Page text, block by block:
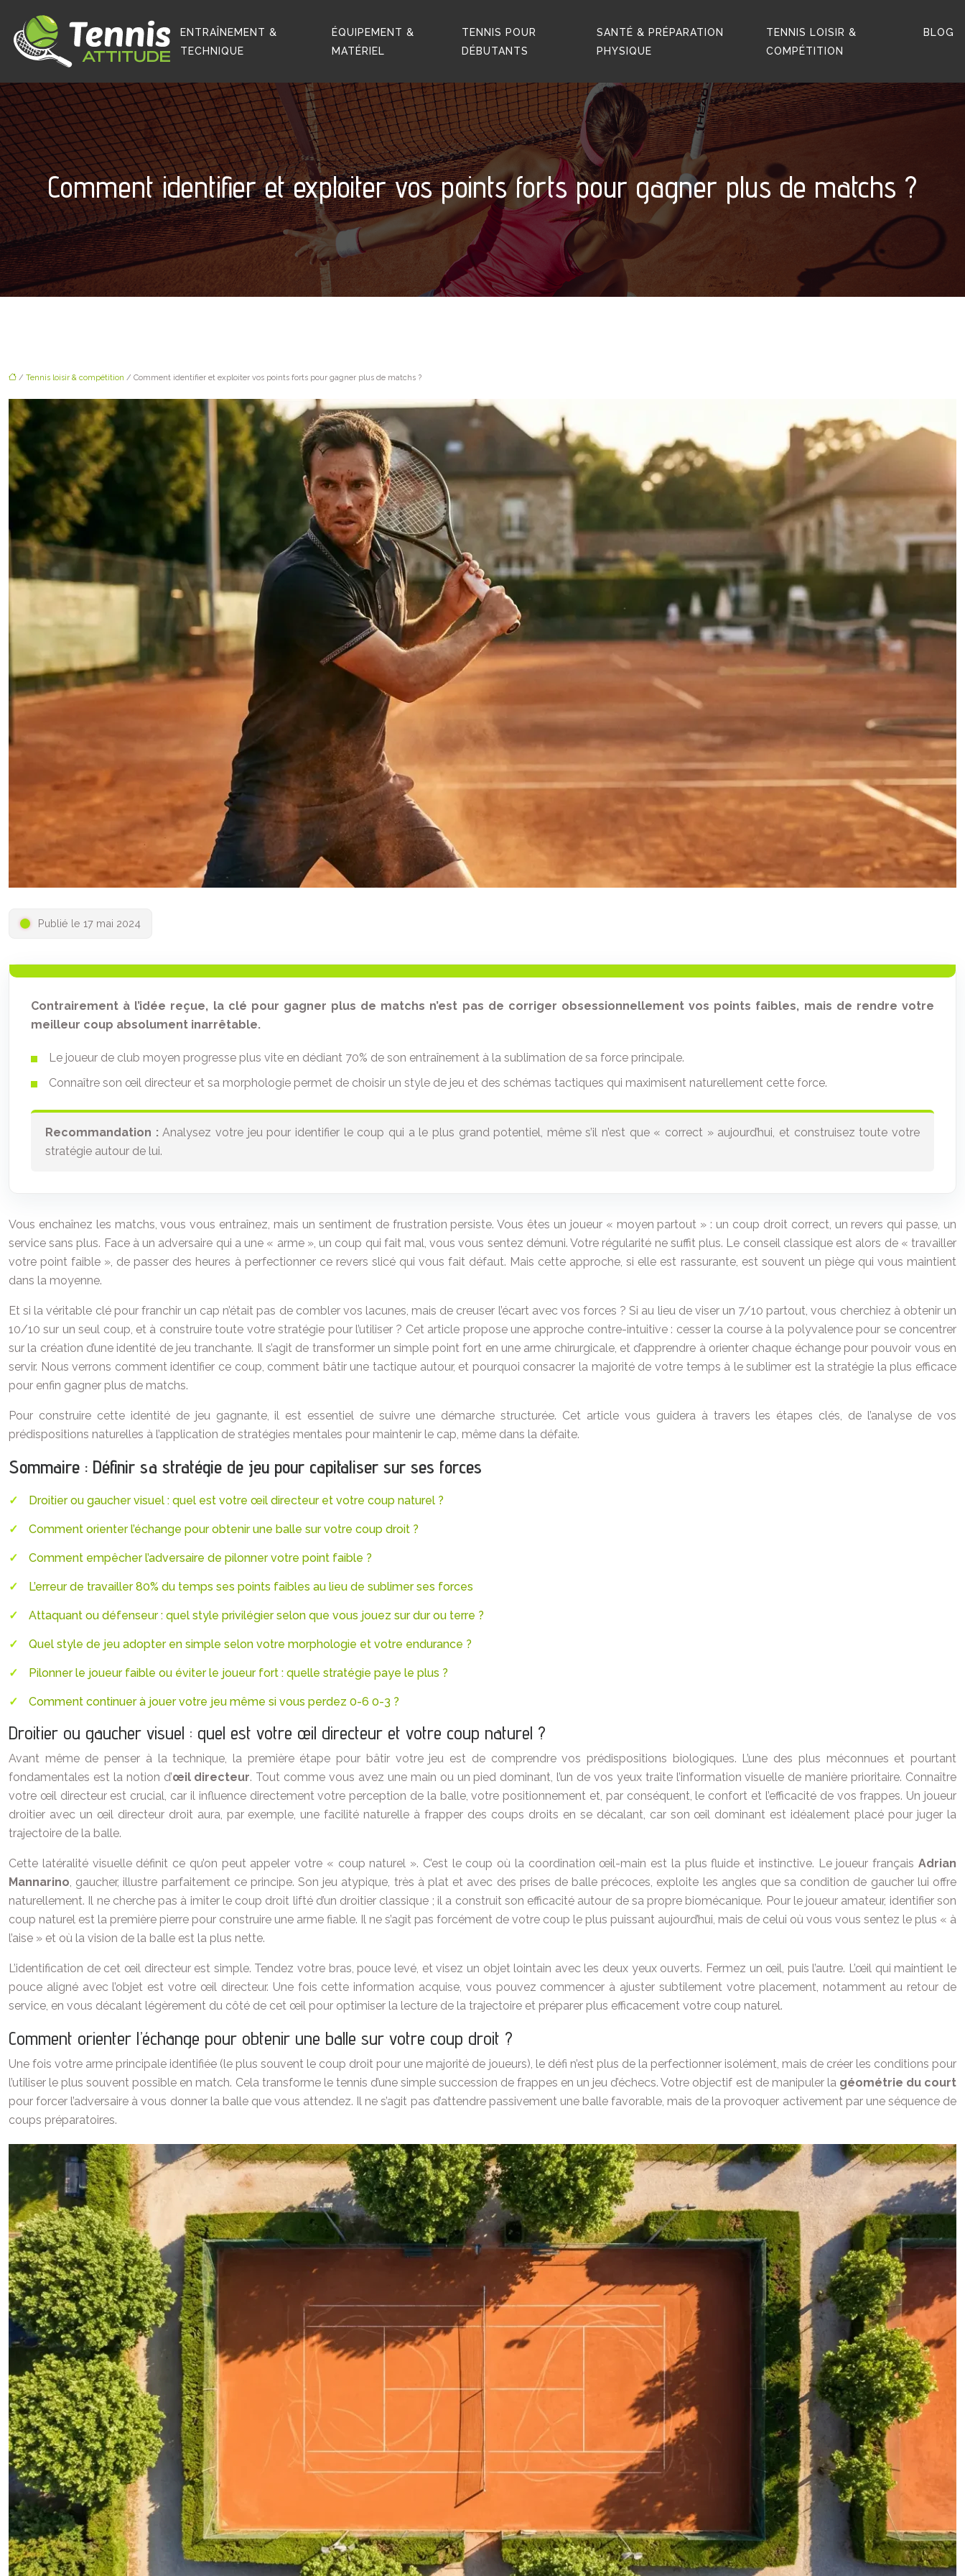
ENTRAÎNEMENT &
TECHNIQUE
ÉQUIPEMENT &
MATÉRIEL
TENNIS POUR
DÉBUTANTS
SANTÉ & PRÉPARATION
PHYSIQUE
TENNIS LOISIR &
COMPÉTITION
BLOG
Comment identifier et exploiter vos points forts pour gagner plus de matchs ?
/ Tennis loisir & compétition / Comment identifier et exploiter vos points forts pour gagner plus de matchs ?
Publié le 17 mai 2024
Contrairement à l’idée reçue, la clé pour gagner plus de matchs n’est pas de corriger obsessionnellement vos points faibles, mais de rendre votre
meilleur coup absolument inarrêtable.
Le joueur de club moyen progresse plus vite en dédiant 70% de son entraînement à la sublimation de sa force principale.
Connaître son œil directeur et sa morphologie permet de choisir un style de jeu et des schémas tactiques qui maximisent naturellement cette force.
Recommandation :Analysez votre jeu pour identifier le coup qui a le plus grand potentiel, même s’il n’est que « correct » aujourd’hui, et construisez toute votre
stratégie autour de lui.
Vous enchaînez les matchs, vous vous entraînez, mais un sentiment de frustration persiste. Vous êtes un joueur « moyen partout » : un coup droit correct, un revers qui passe, un
service sans plus. Face à un adversaire qui a une « arme », un coup qui fait mal, vous vous sentez démuni. Votre régularité ne suffit plus. Le conseil classique est alors de « travailler
votre point faible », de passer des heures à perfectionner ce revers slicé qui vous fait défaut. Mais cette approche, si elle est rassurante, est souvent un piège qui vous maintient
dans la moyenne.
Et si la véritable clé pour franchir un cap n’était pas de combler vos lacunes, mais de creuser l’écart avec vos forces ? Si au lieu de viser un 7/10 partout, vous cherchiez à obtenir un
10/10 sur un seul coup, et à construire toute votre stratégie pour l’utiliser ? Cet article propose une approche contre-intuitive : cesser la course à la polyvalence pour se concentrer
sur la création d’une identité de jeu tranchante. Il s’agit de transformer un simple point fort en une arme chirurgicale, et d’apprendre à orienter chaque échange pour pouvoir vous en
servir. Nous verrons comment identifier ce coup, comment bâtir une tactique autour, et pourquoi consacrer la majorité de votre temps à le sublimer est la stratégie la plus efficace
pour enfin gagner plus de matchs.
Pour construire cette identité de jeu gagnante, il est essentiel de suivre une démarche structurée. Cet article vous guidera à travers les étapes clés, de l’analyse de vos
prédispositions naturelles à l’application de stratégies mentales pour maintenir le cap, même dans la défaite.
Sommaire : Définir sa stratégie de jeu pour capitaliser sur ses forces
Droitier ou gaucher visuel : quel est votre œil directeur et votre coup naturel ?
Comment orienter l’échange pour obtenir une balle sur votre coup droit ?
Comment empêcher l’adversaire de pilonner votre point faible ?
L’erreur de travailler 80% du temps ses points faibles au lieu de sublimer ses forces
Attaquant ou défenseur : quel style privilégier selon que vous jouez sur dur ou terre ?
Quel style de jeu adopter en simple selon votre morphologie et votre endurance ?
Pilonner le joueur faible ou éviter le joueur fort : quelle stratégie paye le plus ?
Comment continuer à jouer votre jeu même si vous perdez 0-6 0-3 ?
Droitier ou gaucher visuel : quel est votre œil directeur et votre coup naturel ?
Avant même de penser à la technique, la première étape pour bâtir votre jeu est de comprendre vos prédispositions biologiques. L’une des plus méconnues et pourtant
fondamentales est la notion d’œil directeur. Tout comme vous avez une main ou un pied dominant, l’un de vos yeux traite l’information visuelle de manière prioritaire. Connaître
votre œil directeur est crucial, car il influence directement votre perception de la balle, votre positionnement et, par conséquent, le confort et l’efficacité de vos frappes. Un joueur
droitier avec un œil directeur droit aura, par exemple, une facilité naturelle à frapper des coups droits en se décalant, car son œil dominant est idéalement placé pour juger la
trajectoire de la balle.
Cette latéralité visuelle définit ce qu’on peut appeler votre « coup naturel ». C’est le coup où la coordination œil-main est la plus fluide et instinctive. Le joueur français Adrian
Mannarino, gaucher, illustre parfaitement ce principe. Son jeu atypique, très à plat et avec des prises de balle précoces, exploite les angles que sa condition de gaucher lui offre
naturellement. Il ne cherche pas à imiter le coup droit lifté d’un droitier classique ; il a construit son efficacité autour de sa propre biomécanique. Pour le joueur amateur, identifier son
coup naturel est la première pierre pour construire une arme fiable. Il ne s’agit pas forcément de votre coup le plus puissant aujourd’hui, mais de celui où vous vous sentez le plus « à
l’aise » et où la vision de la balle est la plus nette.
L’identification de cet œil directeur est simple. Tendez votre bras, pouce levé, et visez un objet lointain avec les deux yeux ouverts. Fermez un œil, puis l’autre. L’œil qui maintient le
pouce aligné avec l’objet est votre œil directeur. Une fois cette information acquise, vous pouvez commencer à ajuster subtilement votre placement, notamment au retour de
service, en vous décalant légèrement du côté de cet œil pour optimiser la lecture de la trajectoire et préparer plus efficacement votre coup naturel.
Comment orienter l’échange pour obtenir une balle sur votre coup droit ?
Une fois votre arme principale identifiée (le plus souvent le coup droit pour une majorité de joueurs), le défi n’est plus de la perfectionner isolément, mais de créer les conditions pour
l’utiliser le plus souvent possible en match. Cela transforme le tennis d’une simple succession de frappes en un jeu d’échecs. Votre objectif est de manipuler la géométrie du court
pour forcer l’adversaire à vous donner la balle que vous attendez. Il ne s’agit pas d’attendre passivement une balle favorable, mais de la provoquer activement par une séquence de
coups préparatoires.